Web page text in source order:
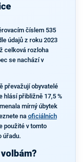
číslem 535
údajů z roku 2023
celková rozloha
se nachází v
převažují obyvatelé
hlásí přibližně 17,5 %
mírný úbytek
na oficiálních
použité v tomto
úřadu.